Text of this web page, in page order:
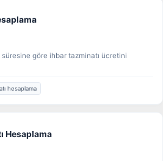
göre ihbar tazminatı ücretini
hesaplama
Hesaplama